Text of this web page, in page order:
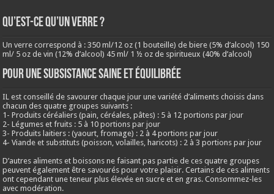
QU’EST-CE QU’UN VERRE ?
Un verre correspond à : 350 ml/12 oz (1 bouteille) de biere (5% d’alcool) 150
ml/ 5 oz de vin (12% d’alcool) 45 ml/ 1 ½ oz de spiritueux (40% d’alcool)
Pour une subsistance saine et équilibrée
IL est conseillé de savourer chaque jour une variété d’aliments choisis dans
chacun des quatre groupes suivants :
1- Produits céréaliers (pain, céréales, pâtes) : 5 à 12 portions par jour
2- Légumes et fruits : 5 à 10 portions par jour
3- Produits laitiers : (yaourt, fromage) : 2 à 4 portions par jour
4- Viande et substituts (poisson, volailles, haricots) : 2 à 3 portions par jour
D’autres aliments et boissons ne faisant pas partie de ces quatre groupes
peuvent également être savourés pour votre plaisir. Certains de ces aliments
ont cependant une teneur plus élevée en sucre et en gras. Consommez-les
avec modération.